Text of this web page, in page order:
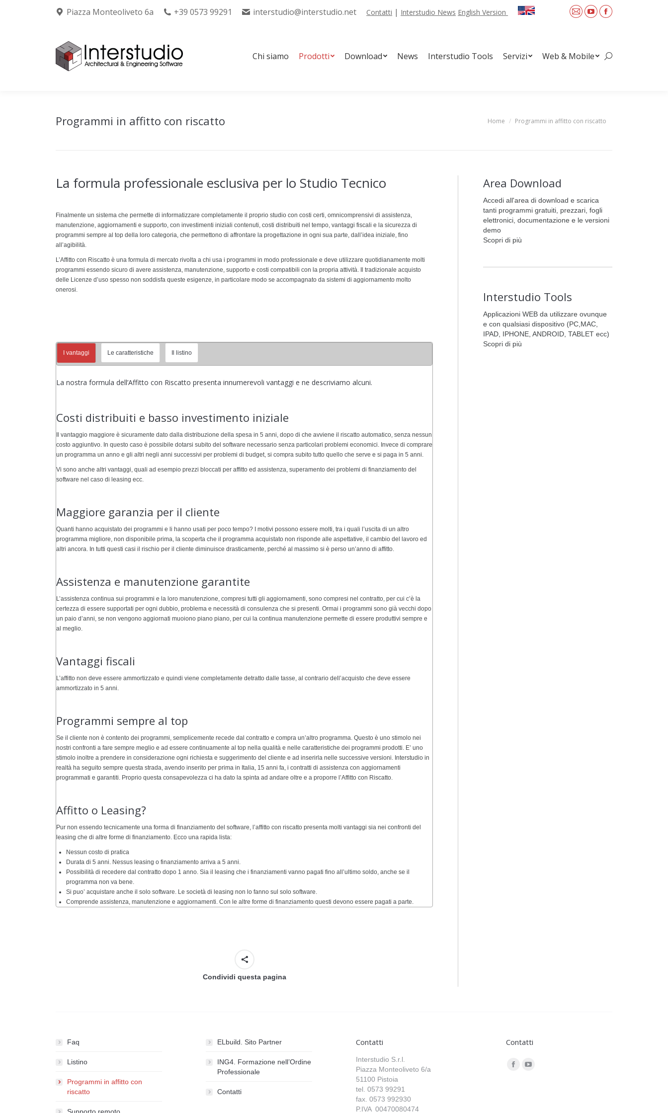
Piazza Monteoliveto 6a +39 0573 99291 interstudio@interstudio.net Contatti | Interstudio News English Version
Mail YouTubeFacebook
Chi siamo Prodotti Download News Interstudio Tools Servizi Web & Mobile Search:
Programmi in affitto con riscatto You are here:
Home Programmi in affitto con riscatto
La formula professionale esclusiva per lo Studio Tecnico
Finalmente un sistema che permette di informatizzare completamente il proprio studio con costi certi, omnicomprensivi di assistenza,
manutenzione, aggiornamenti e supporto, con investimenti iniziali contenuti, costi distribuiti nel tempo, vantaggi fiscali e la sicurezza di
programmi sempre al top della loro categoria, che permettono di affrontare la progettazione in ogni sua parte, dall’idea iniziale, fino
all’agibilità.
L’Affitto con Riscatto è una formula di mercato rivolta a chi usa i programmi in modo professionale e deve utilizzare quotidianamente molti
programmi essendo sicuro di avere assistenza, manutenzione, supporto e costi compatibili con la propria attività. Il tradizionale acquisto
delle Licenze d’uso spesso non soddisfa queste esigenze, in particolare modo se accompagnato da sistemi di aggiornamento molto
onerosi.
I vantaggi Le caratteristiche Il listino
La nostra formula dell’Affitto con Riscatto presenta innumerevoli vantaggi e ne descriviamo alcuni.
Costi distribuiti e basso investimento iniziale
Il vantaggio maggiore è sicuramente dato dalla distribuzione della spesa in 5 anni, dopo di che avviene il riscatto automatico, senza nessun
costo aggiuntivo. In questo caso è possibile dotarsi subito del software necessario senza particolari problemi economici. Invece di comprare
un programma un anno e gli altri negli anni successivi per problemi di budget, si compra subito tutto quello che serve e si paga in 5 anni.
Vi sono anche altri vantaggi, quali ad esempio prezzi bloccati per affitto ed assistenza, superamento dei problemi di finanziamento del
software nel caso di leasing ecc.
Maggiore garanzia per il cliente
Quanti hanno acquistato dei programmi e li hanno usati per poco tempo? I motivi possono essere molti, tra i quali l’uscita di un altro
programma migliore, non disponibile prima, la scoperta che il programma acquistato non risponde alle aspettative, il cambio del lavoro ed
altri ancora. In tutti questi casi il rischio per il cliente diminuisce drasticamente, perché al massimo si è perso un’anno di affitto.
Assistenza e manutenzione garantite
L’assistenza continua sui programmi e la loro manutenzione, compresi tutti gli aggiornamenti, sono compresi nel contratto, per cui c’è la
certezza di essere supportati per ogni dubbio, problema e necessità di consulenza che si presenti. Ormai i programmi sono già vecchi dopo
un paio d’anni, se non vengono aggiornati muoiono piano piano, per cui la continua manutenzione permette di essere produttivi sempre e
al meglio.
Vantaggi fiscali
L’affitto non deve essere ammortizzato e quindi viene completamente detratto dalle tasse, al contrario dell’acquisto che deve essere
ammortizzato in 5 anni.
Programmi sempre al top
Se il cliente non è contento dei programmi, semplicemente recede dal contratto e compra un’altro programma. Questo è uno stimolo nei
nostri confronti a fare sempre meglio e ad essere continuamente al top nella qualità e nelle caratteristiche dei programmi prodotti. E’ uno
stimolo inoltre a prendere in considerazione ogni richiesta e suggerimento del cliente e ad inserirla nelle successive versioni. Interstudio in
realtà ha seguito sempre questa strada, avendo inserito per prima in Italia, 15 anni fa, i contratti di assistenza con aggiornamenti
programmati e garantiti. Proprio questa consapevolezza ci ha dato la spinta ad andare oltre e a proporre l’Affitto con Riscatto.
Affitto o Leasing?
Pur non essendo tecnicamente una forma di finanziamento del software, l’affitto con riscatto presenta molti vantaggi sia nei confronti del
leasing che di altre forme di finanziamento. Ecco una rapida lista:
Nessun costo di pratica
Durata di 5 anni. Nessus leasing o finanziamento arriva a 5 anni.
Possibilità di recedere dal contratto dopo 1 anno. Sia il leasing che i finanziamenti vanno pagati fino all’ultimo soldo, anche se il
programma non va bene.
Si puo’ acquistare anche il solo software. Le società di leasing non lo fanno sul solo software.
Comprende assistenza, manutenzione e aggiornamenti. Con le altre forme di finanziamento questi devono essere pagati a parte.
Condividi questa pagina
Area Download
Accedi all'area di download e scarica
tanti programmi gratuiti, prezzari, fogli
elettronici, documentazione e le versioni
demo
Scopri di più
Interstudio Tools
Applicazioni WEB da utilizzare ovunque
e con qualsiasi dispositivo (PC,MAC,
IPAD, IPHONE, ANDROID, TABLET ecc)
Scopri di più
Faq
Listino
Programmi in affitto con
riscatto
ELbuild. Sito Partner
ING4. Formazione nell’Ordine
Professionale
Contatti
Contatti
Interstudio S.r.l.
Piazza Monteoliveto 6/a
51100 Pistoia
tel. 0573 99291
fax. 0573 992930
P.IVA 00470080474
Contatti
Find us on: